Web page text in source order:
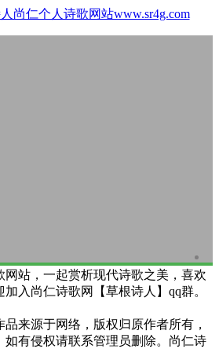
尚仁个人诗歌网站www.sr4g.com
网站，一起赏析现代诗歌之美，喜欢
入尚仁诗歌网【草根诗人】qq群。
来源于网络，版权归原作者所有，
如有侵权请联系管理员删除。尚仁诗